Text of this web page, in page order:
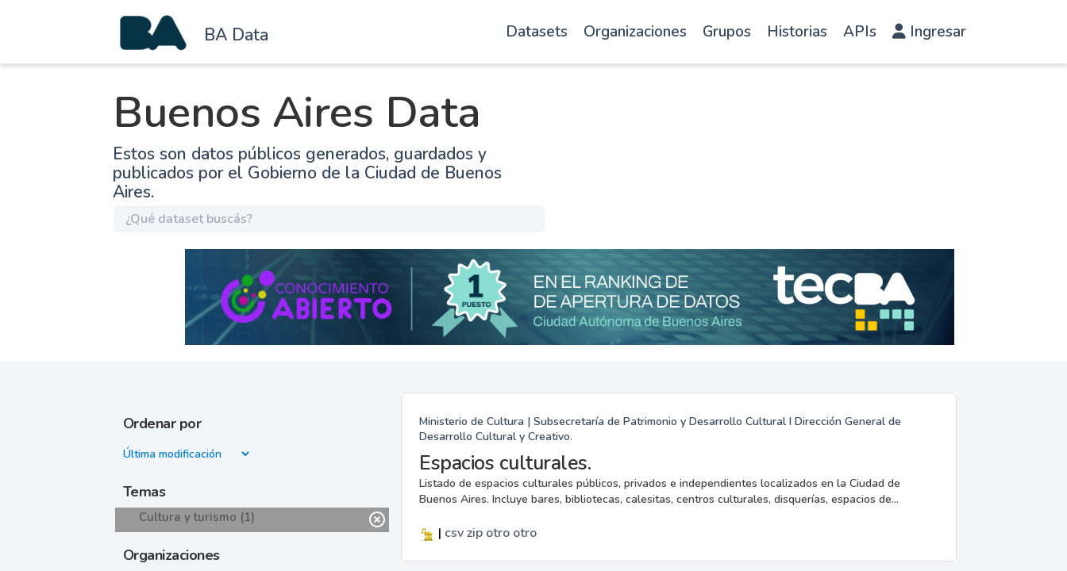
BA Data Datasets Organizaciones Grupos Historias APIs Ingresar
Buenos Aires Data
Estos son datos públicos generados, guardados y
publicados por el Gobierno de la Ciudad de Buenos
Aires.
Ordenar por
Temas
Cultura y turismo (1)
Organizaciones
Ministerio de Cultura | Subsecretaría de Patrimonio y Desarrollo Cultural I Dirección General de
Desarrollo Cultural y Creativo.
Espacios culturales.
Listado de espacios culturales públicos, privados e independientes localizados en la Ciudad de
Buenos Aires. Incluye bares, bibliotecas, calesitas, centros culturales, disquerías, espacios de...
| csvzip otro otro